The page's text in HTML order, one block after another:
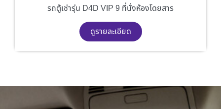
รถตู้เช่ารุ่น D4D VIP 9 ที่นั่งห้องโดยสาร
ดูรายละเอียด